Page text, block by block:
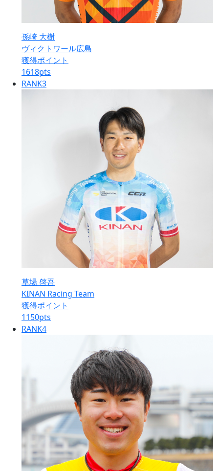
孫崎 大樹
ヴィクトワール広島
獲得ポイント
1618pts
RANK3
草場 啓吾
KINAN Racing Team
獲得ポイント
1150pts
RANK4